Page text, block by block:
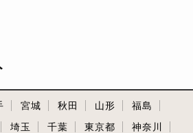
宮城 秋田 山形
福島
埼玉 千葉 東京都
神奈川